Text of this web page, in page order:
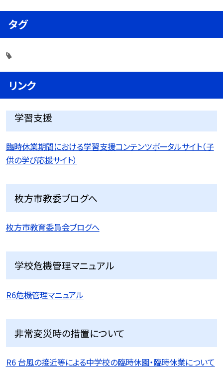
タグ
リンク
学習支援
臨時休業期間における学習支援コンテンツポータルサイト（子
供の学び応援サイト）
枚方市教委ブログへ
枚方市教育委員会ブログへ
学校危機管理マニュアル
R6危機管理マニュアル
非常変災時の措置について
R6 台風の接近等による中学校の臨時休園・臨時休業について